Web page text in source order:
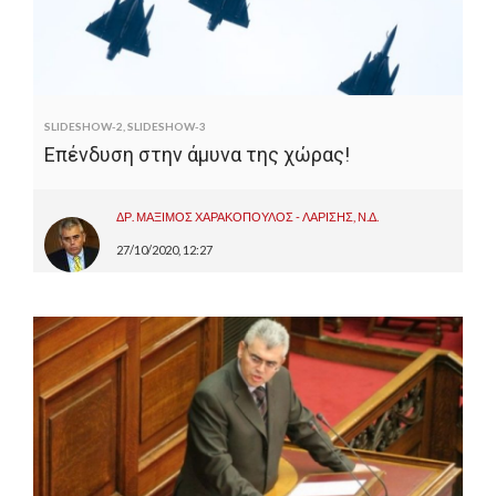
SLIDESHOW-2 SLIDESHOW-3
Επένδυση στην άμυνα της χώρας!
ΔΡ. ΜΑΞΙΜΟΣ ΧΑΡΑΚΟΠΟΥΛΟΣ - ΛΑΡΙΣΗΣ, Ν.Δ.
27/10/2020, 12:27